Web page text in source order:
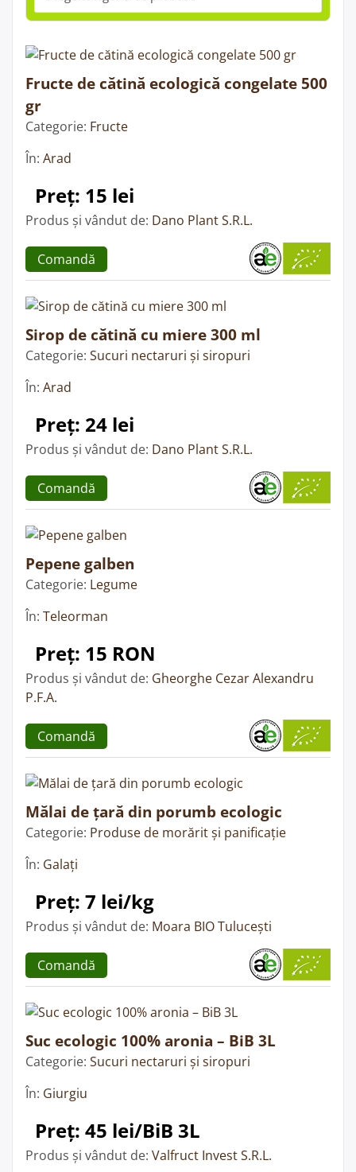
Fructe de cătină ecologică congelate 500
gr
Categorie: Fructe
În: Arad
Preț: 15 lei
Produs și vândut de: Dano Plant S.R.L.
Comandă
Sirop de cătină cu miere 300 ml
Categorie: Sucuri nectaruri și siropuri
În: Arad
Preț: 24 lei
Produs și vândut de: Dano Plant S.R.L.
Comandă
Pepene galben
Categorie: Legume
În: Teleorman
Preț: 15 RON
Produs și vândut de: Gheorghe Cezar Alexandru
P.F.A.
Comandă
Mălai de țară din porumb ecologic
Categorie: Produse de morărit și panificație
În: Galați
Preț: 7 lei/kg
Produs și vândut de: Moara BIO Tulucești
Comandă
Suc ecologic 100% aronia – BiB 3L
Categorie: Sucuri nectaruri și siropuri
În: Giurgiu
Preț: 45 lei/BiB 3L
Produs și vândut de: Valfruct Invest S.R.L.